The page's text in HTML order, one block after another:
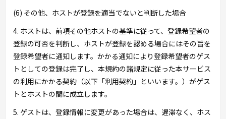
(6) その他、ホストが登録を適当でないと判断した場合
4. ホストは、前項その他ホストの基準に従って、登録希望者の
登録の可否を判断し、ホストが登録を認める場合にはその旨を
登録希望者に通知します。かかる通知により登録希望者のゲス
トとしての登録は完了し、本規約の諸規定に従った本サービス
の利用にかかる契約（以下「利用契約」といいます。）がゲス
トとホストの間に成立します。
5. ゲストは、登録情報に変更があった場合は、遅滞なく、ホス